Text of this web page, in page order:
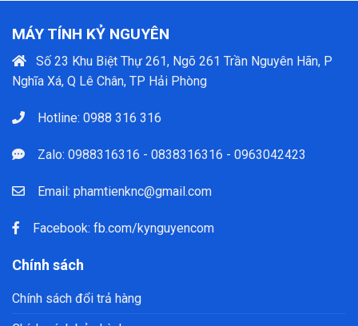
MÁY TÍNH KỶ NGUYÊN
Số 23 Khu Biệt Thự 261, Ngõ 261 Trần Nguyên Hãn, P
Nghĩa Xá, Q Lê Chân, TP Hải Phòng
Hotline: 0988 316 316
Zalo: 0988316316 - 0838316316 - 0963042423
Email: phamtienknc@gmail.com
Facebook: fb.com/kynguyencom
Chính sách
Chính sách đổi trả hàng